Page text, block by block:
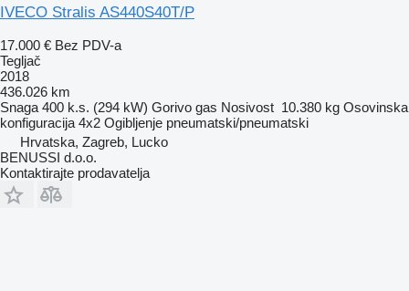
IVECO Stralis AS440S40T/P
17.000 € Bez PDV-a
Tegljač
2018
436.026 km
Snaga 400 k.s. (294 kW) Gorivo gas Nosivost 10.380 kg Osovinska
konfiguracija 4x2 Ogibljenje pneumatski/pneumatski
Hrvatska, Zagreb, Lucko
BENUSSI d.o.o.
Kontaktirajte prodavatelja